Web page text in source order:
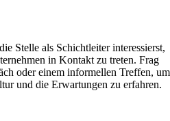
Stelle als Schichtleiter interessierst,
in Kontakt zu treten. Frag
oder einem informellen Treffen, um
und die Erwartungen zu erfahren.